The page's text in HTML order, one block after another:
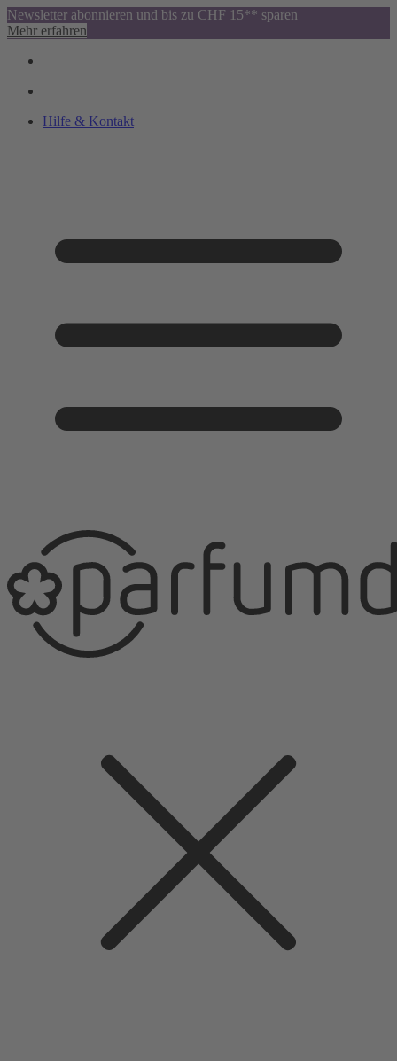
Newsletter abonnieren und bis zu CHF 15** sparen
Mehr erfahren
Hilfe & Kontakt